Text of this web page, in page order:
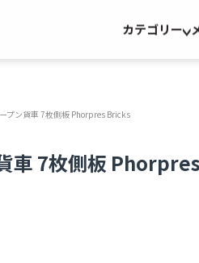
カテゴリー
プン貨車 7枚側板 Phorpres Bricks
車 7枚側板